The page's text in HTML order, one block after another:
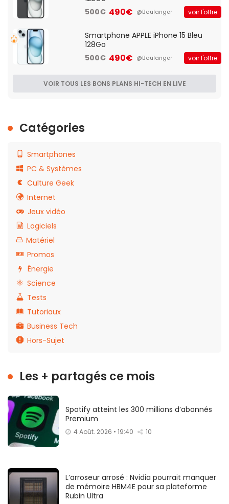
500€ 490€ @Boulanger voir l'offre
Smartphone APPLE iPhone 15 Bleu
128Go
500€ 490€ @Boulanger voir l'offre
VOIR TOUS LES BONS PLANS HI-TECH EN LIVE
Catégories
Smartphones
PC & Systèmes
Culture Geek
Internet
Jeux vidéo
Logiciels
Matériel
Promos
Énergie
Science
Tests
Tutoriaux
Business Tech
Hors-Sujet
Les + partagés ce mois
Spotify atteint les 300 millions d’abonnés
Premium
4 Août. 2026 • 19:40 10
L’arroseur arrosé : Nvidia pourrait manquer
de mémoire HBM4E pour sa plateforme
Rubin Ultra